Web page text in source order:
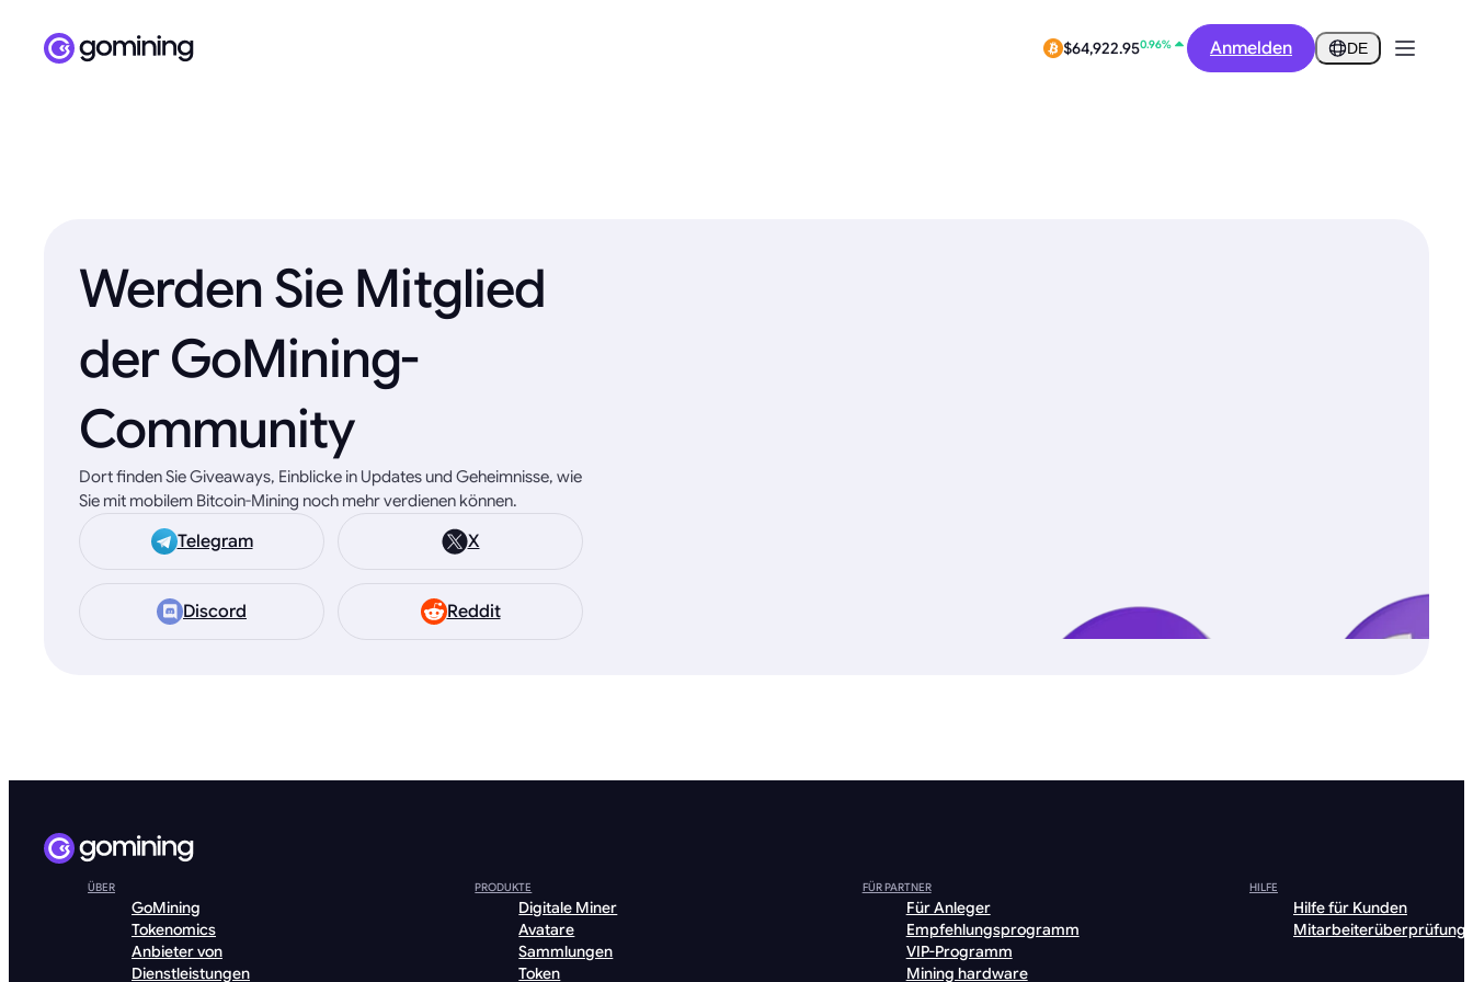
$64,922.950.96% Anmelden DE
Werden Sie Mitglied
der GoMining-
Community
Dort finden Sie Giveaways, Einblicke in Updates und Geheimnisse, wie
Sie mit mobilem Bitcoin-Mining noch mehr verdienen können.
Telegram X
Discord Reddit
ÜBER
GoMining
Tokenomics
Anbieter von
Dienstleistungen
PRODUKTE
Digitale Miner
Avatare
Sammlungen
Token
FÜR PARTNER
Für Anleger
Empfehlungsprogramm
VIP-Programm
Mining hardware
HILFE
Hilfe für Kunden
Mitarbeiterüberprüfung